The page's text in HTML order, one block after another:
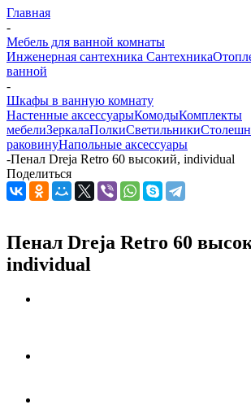
Главная
-
Мебель для ванной комнаты
Инженерная сантехника Сантехника
ванной
-
Шкафы в ванную комнату
Настенные аксессуарыКомодыКомплекты
мебелиЗеркалаПолкиСветильники
раковинуНапольные аксессуары
-Пенал Dreja Retro 60 высокий, individual
Поделиться
Пенал Dreja Retro 60
individual